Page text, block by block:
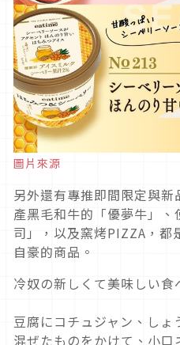
圖片來源
另外還有專推即間限定與
產黑毛和牛的「優夢牛」
司」，以及窯烤PIZZA，
自豪的商品。
冷奴の新しくて美味しい食
豆腐にコチュジャン、し
混ぜたものをかけて、小